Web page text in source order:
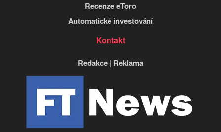
Recenze eToro
Automatické investování
Kontakt
Redakce | Reklama